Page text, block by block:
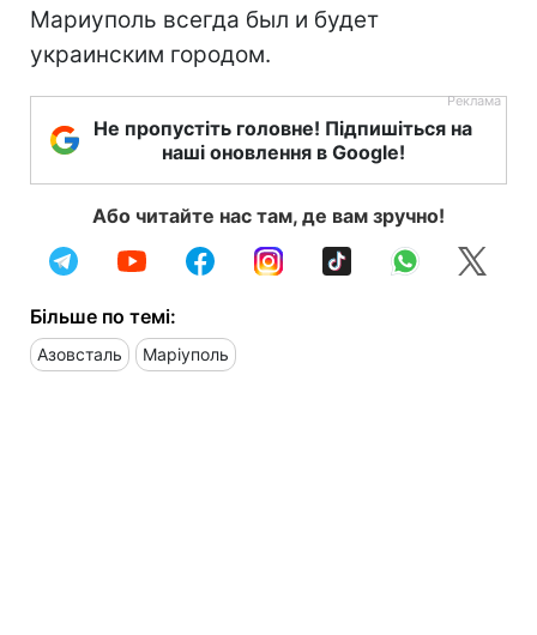
Мариуполь всегда был и будет
украинским городом.
Не пропустіть головне! Підпишіться на
наші оновлення в Google!
Або читайте нас там, де вам зручно!
Більше по темі:
Азовсталь Маріуполь